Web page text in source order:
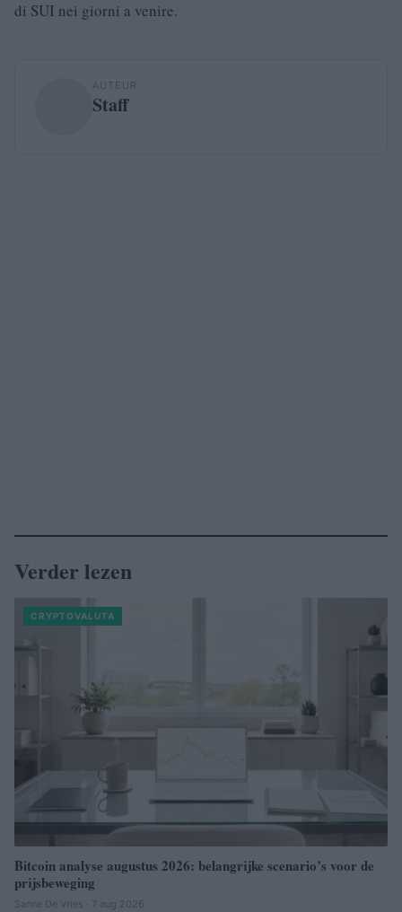
di SUI nei giorni a venire.
AUTEUR
Staff
Verder lezen
CRYPTOVALUTA
Bitcoin analyse augustus 2026: belangrijke scenario’s voor de
prijsbeweging
Sanne De Vries · 7 aug 2026